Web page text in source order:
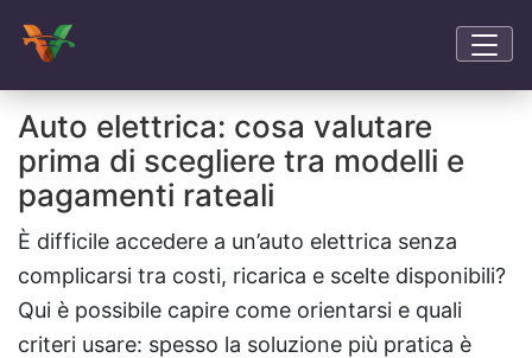
Auto elettrica: cosa valutare
prima di scegliere tra modelli e
pagamenti rateali
È difficile accedere a un’auto elettrica senza
complicarsi tra costi, ricarica e scelte disponibili?
Qui è possibile capire come orientarsi e quali
criteri usare: spesso la soluzione più pratica è